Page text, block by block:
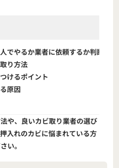
でやるか業者に依頼するか判断す
り方法
けるポイント
原因
や、良いカビ取り業者の選び
入れのカビに悩まれている方
い。